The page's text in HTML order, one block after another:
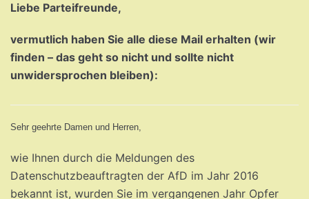
Liebe Parteifreunde,
vermutlich haben Sie alle diese Mail erhalten (wir
finden – das geht so nicht und sollte nicht
unwidersprochen bleiben):
Sehr geehrte Damen und Herren,
wie Ihnen durch die Meldungen des
Datenschutzbeauftragten der AfD im Jahr 2016
bekannt ist, wurden Sie im vergangenen Jahr Opfer